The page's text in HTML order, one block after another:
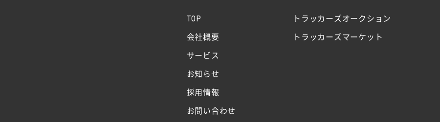
TOP
会社概要
サービス
お知らせ
採用情報
お問い合わせ
トラッカーズオークション
トラッカーズマーケット